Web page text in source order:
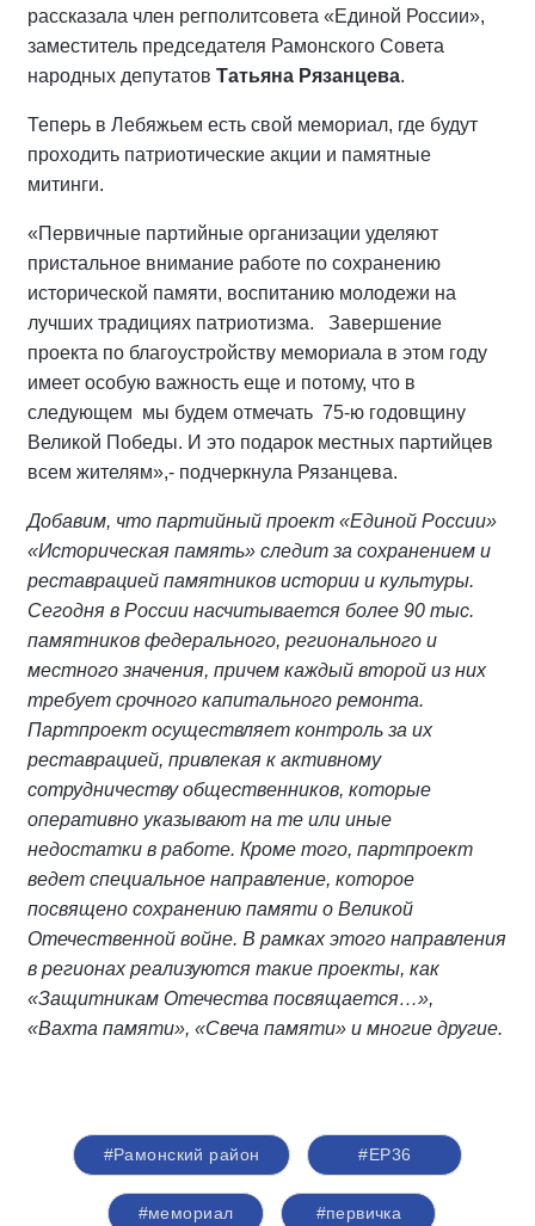
рассказала член регполитсовета «Единой России»,
заместитель председателя Рамонского Совета
народных депутатов Татьяна Рязанцева.
Теперь в Лебяжьем есть свой мемориал, где будут
проходить патриотические акции и памятные
митинги.
«Первичные партийные организации уделяют
пристальное внимание работе по сохранению
исторической памяти, воспитанию молодежи на
лучших традициях патриотизма. Завершение
проекта по благоустройству мемориала в этом году
имеет особую важность еще и потому, что в
следующем мы будем отмечать 75-ю годовщину
Великой Победы. И это подарок местных партийцев
всем жителям»,- подчеркнула Рязанцева.
Добавим, что партийный проект «Единой России»
«Историческая память» следит за сохранением и
реставрацией памятников истории и культуры.
Сегодня в России насчитывается более 90 тыс.
памятников федерального, регионального и
местного значения, причем каждый второй из них
требует срочного капитального ремонта.
Партпроект осуществляет контроль за их
реставрацией, привлекая к активному
сотрудничеству общественников, которые
оперативно указывают на те или иные
недостатки в работе. Кроме того, партпроект
ведет специальное направление, которое
посвящено сохранению памяти о Великой
Отечественной войне. В рамках этого направления
в регионах реализуются такие проекты, как
«Защитникам Отечества посвящается…»,
«Вахта памяти», «Свеча памяти» и многие другие.
#Рамонский район #ЕР36
#мемориал #первичка